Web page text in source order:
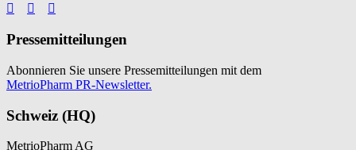
  
Pressemitteilungen
Abonnieren Sie unsere Pressemitteilungen mit dem
MetrioPharm PR-Newsletter.
Schweiz (HQ)
MetrioPharm AG